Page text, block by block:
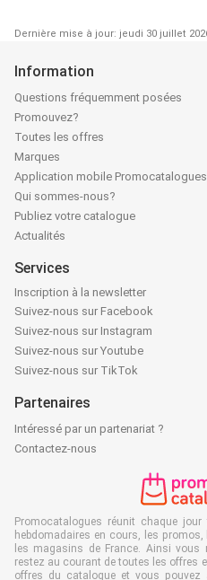
Dernière mise à jour: jeudi 30 juillet
Information
Questions fréquemment posées
Promouvez?
Toutes les offres
Marques
Application mobile
Qui sommes-nous?
Publiez votre catalogue
Actualités
Services
Inscription à la newsletter
Suivez-nous sur Facebook
Suivez-nous sur Instagram
Suivez-nous sur Youtube
Suivez-nous sur TikTok
Partenaires
Intéressé par un partenariat ?
Contactez-nous
Promocatalogues réunit chaque
hebdomadaires en cours, les
les magasins de France. Ainsi
restez au courant de toutes les offres
offres du catalogue et vous